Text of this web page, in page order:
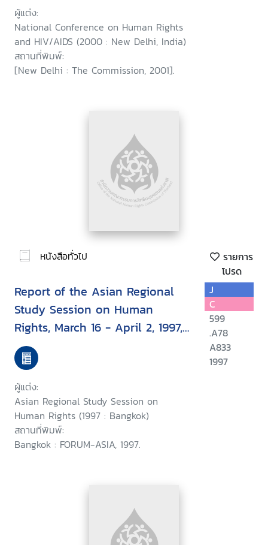
ผู้แต่ง:
National Conference on Human Rights
and HIV/AIDS (2000 : New Delhi, India)
สถานที่พิมพ์:
[New Delhi : The Commission, 2001].
หนังสือทั่วไป
รายการ
โปรด
Report of the Asian Regional
Study Session on Human
Rights, March 16 - April 2, 1997,
Bangkok, Thailand
ผู้แต่ง:
Asian Regional Study Session on
Human Rights (1997 : Bangkok)
สถานที่พิมพ์:
Bangkok : FORUM-ASIA, 1997.
J
C
599
.A78
A833
1997